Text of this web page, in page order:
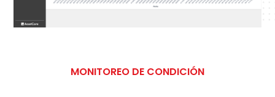
MONITOREO DE CONDICIÓN